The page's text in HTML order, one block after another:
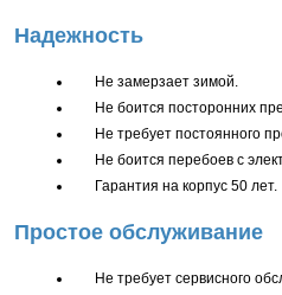
Надежность
Не замерзает зимой.
Не боится посторонних
Не требует постоянного
Не боится перебоев с
Гарантия на корпус 50 лет.
Простое обслуживание
Не требует сервисного